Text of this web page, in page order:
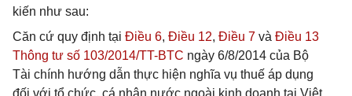
kiến như sau:
Căn cứ quy định tại Điều 6, Điều 12, Điều 7 và Điều 13
Thông tư số 103/2014/TT-BTC ngày 6/8/2014 của Bộ
Tài chính hướng dẫn thực hiện nghĩa vụ thuế áp dụng
đối với tổ chức, cá nhân nước ngoài kinh doanh tại Việt